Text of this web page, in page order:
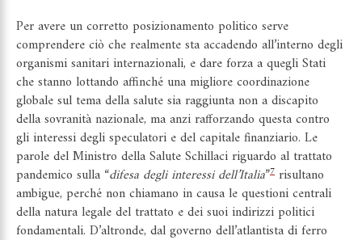
Per avere un corretto posizionamento politico serve
comprendere ciò che realmente sta accadendo all’interno degli
organismi sanitari internazionali, e dare forza a quegli Stati
che stanno lottando affinché una migliore coordinazione
globale sul tema della salute sia raggiunta non a discapito
della sovranità nazionale, ma anzi rafforzando questa contro
gli interessi degli speculatori e del capitale finanziario. Le
parole del Ministro della Salute Schillaci riguardo al trattato
pandemico sulla “difesa degli interessi dell’Italia”7 risultano
ambigue, perché non chiamano in causa le questioni centrali
della natura legale del trattato e dei suoi indirizzi politici
fondamentali. D’altronde, dal governo dell’atlantista di ferro